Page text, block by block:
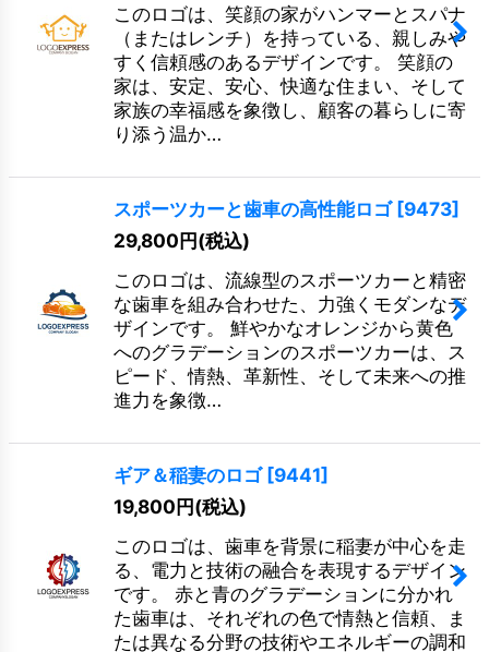
このロゴは、笑顔の家がハンマーとスパナ
（またはレンチ）を持っている、親しみや
すく信頼感のあるデザインです。 笑顔の
家は、安定、安心、快適な住まい、そして
家族の幸福感を象徴し、顧客の暮らしに寄
り添う温か…
スポーツカーと歯車の高性能ロゴ [9473]
29,800円(税込)
このロゴは、流線型のスポーツカーと精密
な歯車を組み合わせた、力強くモダンなデ
ザインです。 鮮やかなオレンジから黄色
へのグラデーションのスポーツカーは、ス
ピード、情熱、革新性、そして未来への推
進力を象徴…
ギア＆稲妻のロゴ [9441]
19,800円(税込)
このロゴは、歯車を背景に稲妻が中心を走
る、電力と技術の融合を表現するデザイン
です。 赤と青のグラデーションに分かれ
た歯車は、それぞれの色で情熱と信頼、ま
たは異なる分野の技術やエネルギーの調和